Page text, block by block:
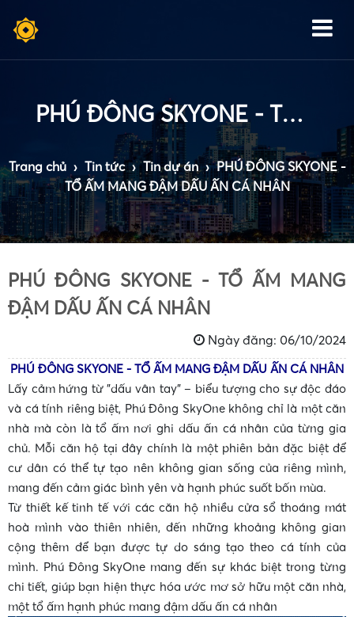
•
PHÚ ĐÔNG SKYONE - TỔ ẤM MANG ĐẬM DẤU ẤN CÁ NHÂN
Trang chủ › Tin tức › Tin dự án › PHÚ ĐÔNG SKYONE -
TỔ ẤM MANG ĐẬM DẤU ẤN CÁ NHÂN
PHÚ ĐÔNG SKYONE - TỔ ẤM MANG
ĐẬM DẤU ẤN CÁ NHÂN
Ngày đăng: 06/10/2024
PHÚ ĐÔNG SKYONE - TỔ ẤM MANG ĐẬM DẤU ẤN CÁ NHÂN
Lấy cảm hứng từ "dấu vân tay" – biểu tượng cho sự độc đáo
và cá tính riêng biệt, Phú Đông SkyOne không chỉ là một căn
nhà mà còn là tổ ấm nơi ghi dấu ấn cá nhân của từng gia
chủ. Mỗi căn hộ tại đây chính là một phiên bản đặc biệt để
cư dân có thể tự tạo nên không gian sống của riêng mình,
mang đến cảm giác bình yên và hạnh phúc suốt bốn mùa.
Từ thiết kế tinh tế với các căn hộ nhiều cửa sổ thoáng mát
hoà mình vào thiên nhiên, đến những khoảng không gian
cộng thêm để bạn được tự do sáng tạo theo cá tính của
mình. Phú Đông SkyOne mang đến sự khác biệt trong từng
chi tiết, giúp bạn hiện thực hóa ước mơ sở hữu một căn nhà,
một tổ ấm hạnh phúc mang đậm dấu ấn cá nhân